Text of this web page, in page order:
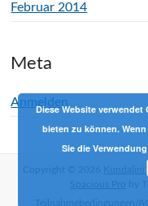
Februar 2014
Meta
Anmelden
Diese Website
bieten zu können.
Sie die